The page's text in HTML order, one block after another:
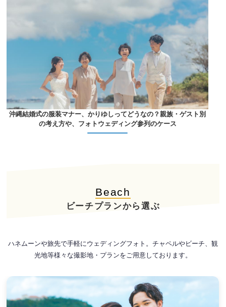
沖縄結婚式の服装マナー、かりゆしってどうなの？親族・ゲスト別
の考え方や、フォトウェディング参列のケース
Beach
ビーチプランから選ぶ
ハネムーンや旅先で手軽にウェディングフォト。チャペルやビーチ、観
光地等様々な撮影地・プランをご用意しております。